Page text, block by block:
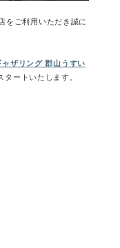
をご利用いただき誠に
ャザリング 郡山うすい
ートいたします。